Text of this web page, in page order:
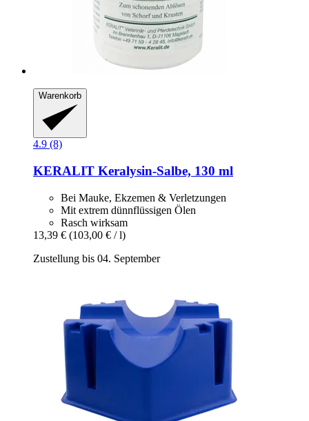
Warenkorb
4.9 (8)
KERALIT Keralysin-​Salbe, 130 ml
Bei Mauke, Ekzemen & Verletzungen
Mit extrem dünnflüssigen Ölen
Rasch wirksam
13,39 € (103,00 € / l)
Zustellung bis 04. September